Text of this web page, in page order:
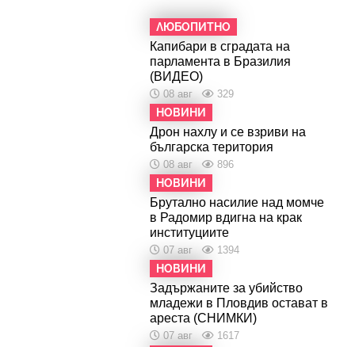
ЛЮБОПИТНО
Капибари в сградата на
парламента в Бразилия
(ВИДЕО)
08 авг 329
НОВИНИ
Дрон нахлу и се взриви на
българска територия
08 авг 896
НОВИНИ
Брутално насилие над момче
в Радомир вдигна на крак
институциите
07 авг 1394
НОВИНИ
Задържаните за убийство
младежи в Пловдив остават в
ареста (СНИМКИ)
07 авг 1617